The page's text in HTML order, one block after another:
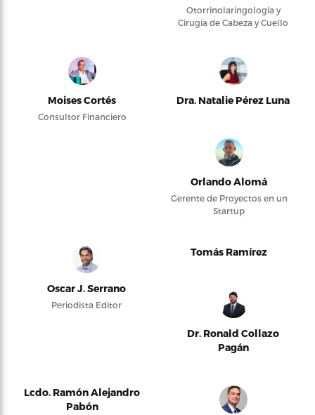
Otorrinolaringología y
Cirugía de Cabeza y Cuello
Moises Cortés
Consultor Financiero
Dra. Natalie Pérez Luna
Orlando Alomá
Gerente de Proyectos en un
Startup
Oscar J. Serrano
Periodista Editor
Tomás Ramírez
Dr. Ronald Collazo
Pagán
Lcdo. Ramón Alejandro
Pabón